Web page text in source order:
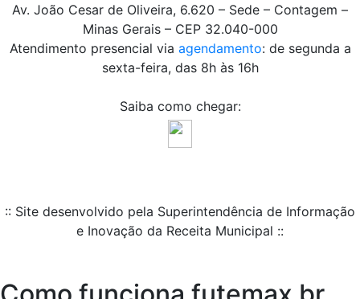
Av. João Cesar de Oliveira, 6.620 – Sede – Contagem –
Minas Gerais – CEP 32.040-000
Atendimento presencial via agendamento: de segunda a
sexta-feira, das 8h às 16h
Saiba como chegar:
:: Site desenvolvido pela Superintendência de Informação
e Inovação da Receita Municipal ::